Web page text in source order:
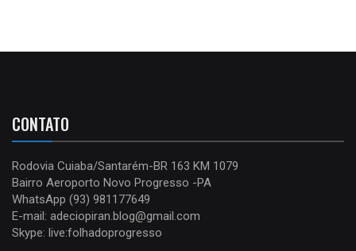
CONTATO
Rodovia Cuiaba/Santarém-BR 163 KM 1079
Bairro Aeroporto Novo Progresso -PA
WhatsApp (93) 981177649
E-mail: adeciopiran.blog@gmail.com
Skype: live:folhadoprogresso